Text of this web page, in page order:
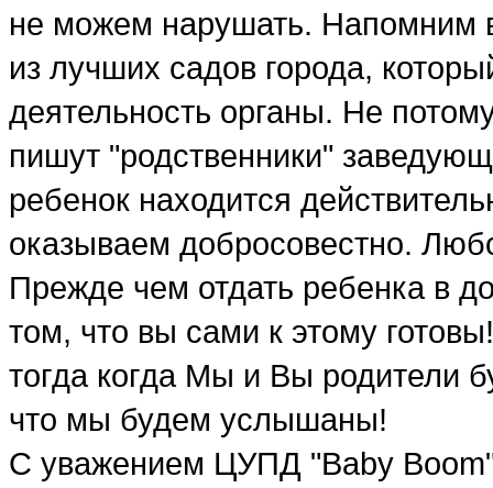
не можем нарушать. Напомним
из лучших садов города,
деятельность органы. Не
пишут "родственники"
ребенок находится
оказываем добросовестно.
Прежде чем отдать ребенка в
том, что вы сами к этому
тогда когда Мы и Вы родители
что мы будем услышаны!
С уважением ЦУПД "Baby